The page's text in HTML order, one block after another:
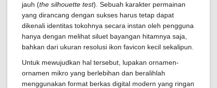
jauh (the silhouette test). Sebuah karakter permainan
yang dirancang dengan sukses harus tetap dapat
dikenali identitas tokohnya secara instan oleh pengguna
hanya dengan melihat siluet bayangan hitamnya saja,
bahkan dari ukuran resolusi ikon favicon kecil sekalipun.
Untuk mewujudkan hal tersebut, lupakan ornamen-
ornamen mikro yang berlebihan dan beralihlah
menggunakan format berkas digital modern yang ringan